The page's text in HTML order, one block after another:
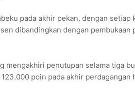
pada akhir pekan, dengan setiap
dibandingkan dengan pembukaan
mengakhiri penutupan selama tiga
poin pada akhir perdagangan